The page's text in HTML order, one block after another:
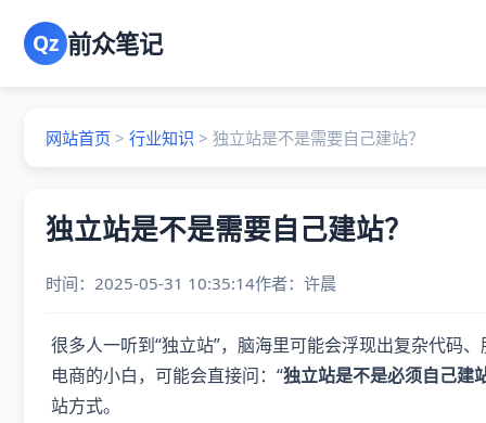
Qz 前众笔记
网站首页 > 行业知识 > 独立站是不是需要自己建站？
独立站是不是需要自己建站？
时间：2025-05-31 10:35:14作者： 许晨
很多人一听到“独立站”，脑海里可能会浮现出复杂代码
电商的小白，可能会直接问：“独立站是不是必须自己建
站方式。